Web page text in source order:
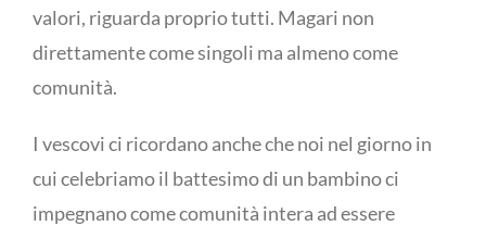
valori, riguarda proprio tutti. Magari non
direttamente come singoli ma almeno come
comunità.
I vescovi ci ricordano anche che noi nel giorno in
cui celebriamo il battesimo di un bambino ci
impegnano come comunità intera ad essere